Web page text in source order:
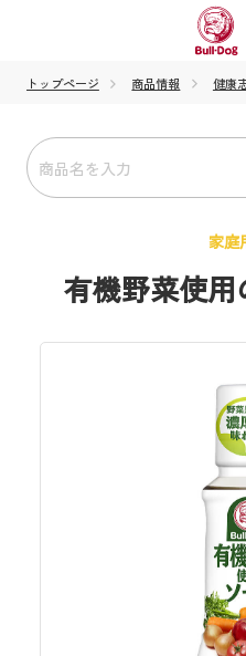
トップページ 商品情報 健康
家庭
有機野菜使用